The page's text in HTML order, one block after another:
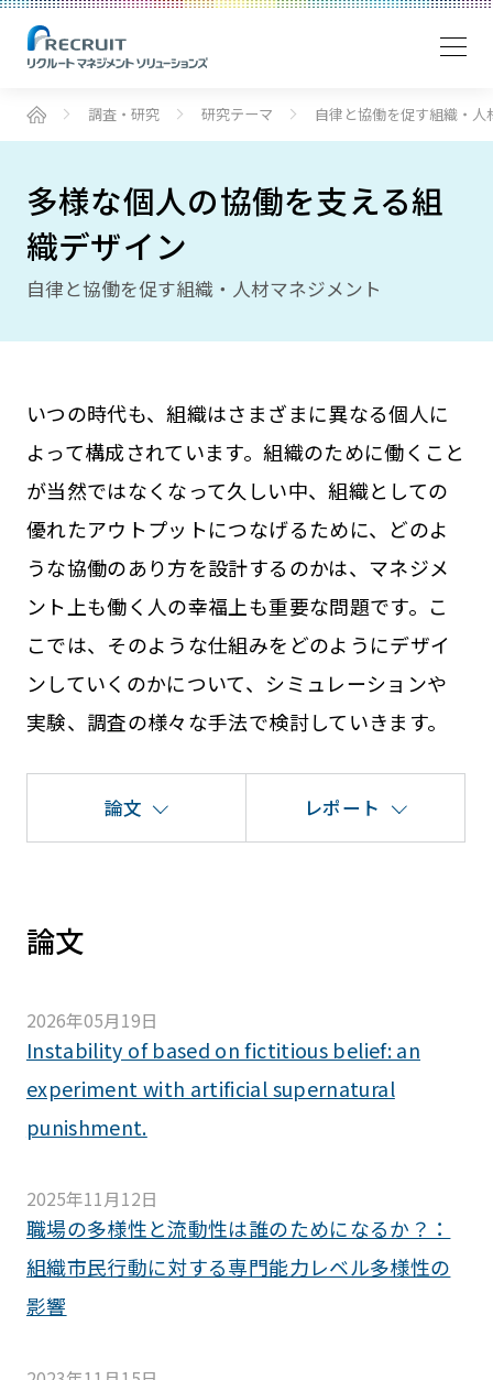
調査・研究 研究テーマ 自律と協働を促す組織・人
多様な個人の協働を支える組
織デザイン
自律と協働を促す組織・人材マネジメント
いつの時代も、組織はさまざまに異なる個人に
よって構成されています。組織のために働くこと
が当然ではなくなって久しい中、組織としての
優れたアウトプットにつなげるために、どのよ
うな協働のあり方を設計するのかは、マネジメ
ント上も働く人の幸福上も重要な問題です。こ
こでは、そのような仕組みをどのようにデザイ
ンしていくのかについて、シミュレーションや
実験、調査の様々な手法で検討していきます。
論文 レポート
論文
2026年05月19日
Instability of based on fictitious belief: an
experiment with artificial supernatural
punishment.
2025年11月12日
職場の多様性と流動性は誰のためになるか？：
組織市民行動に対する専門能力レベル多様性の
影響